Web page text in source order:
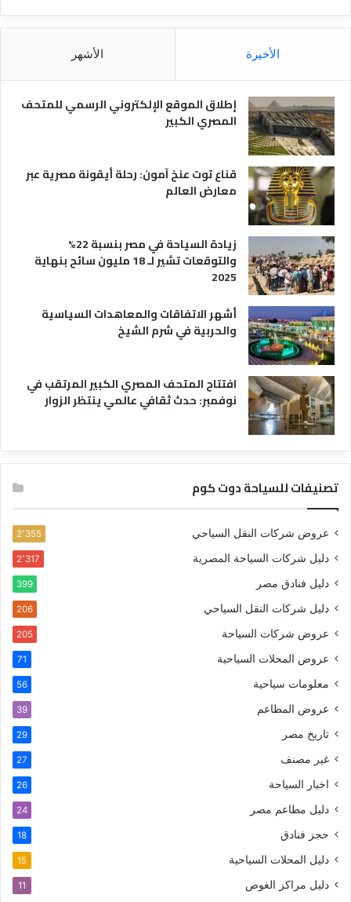
ن
ق
ل
س
ح
ي
ا
ر
الأخيرة الأشهر
إطلاق الموقع الإلكتروني الرسمي للمتحف
المصري الكبير
قناع توت عنخ آمون: رحلة أيقونة مصرية عبر
معارض العالم
زيادة السياحة في مصر بنسبة 22%
والتوقعات تشير لـ 18 مليون سائح بنهاية
2025
أشهر الاتفاقات والمعاهدات السياسية
والحربية في شرم الشيخ
افتتاح المتحف المصري الكبير المرتقب في
نوفمبر: حدث ثقافي عالمي ينتظر الزوار
تصنيفات للسياحة دوت كوم
عروض شركات النقل السياحي 2٬355
دليل شركات السياحة المصرية 2٬317
دليل فنادق مصر 399
دليل شركات النقل السياحي 206
عروض شركات السياحة 205
عروض المحلات السياحية 71
معلومات سياحية 56
عروض المطاعم 39
تاريخ مصر 29
غير مصنف 27
اخبار السياحة 26
دليل مطاعم مصر 24
حجز فنادق 18
دليل المحلات السياحية 15
دليل مراكز الغوص 11